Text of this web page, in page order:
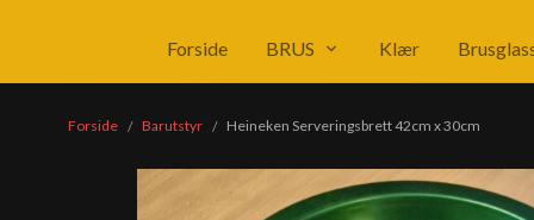
Forside BRUS Klær
Forside Barutstyr Heineken Serveringsbrett 42cm x 30cm